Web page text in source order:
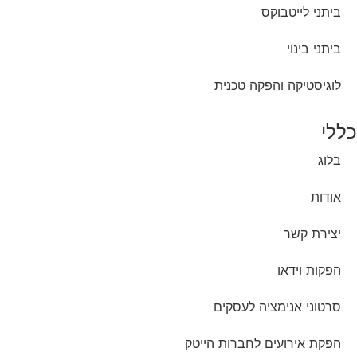
ביתני לייטבוקס
ביתני בינוי
לוגיסטיקה והפקה טכנית
כללי
בלוג
אודות
יצירת קשר
הפקות וידאו
סרטוני אנימציה לעסקים
הפקת אירועים לחברות הייטק